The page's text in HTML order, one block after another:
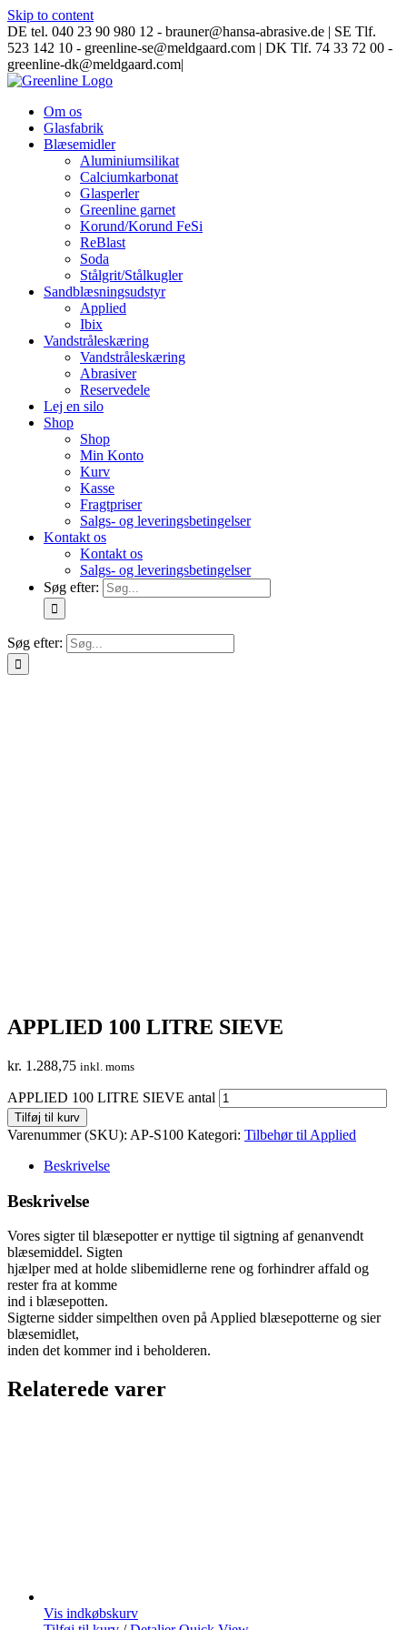
Skip to content
DE tel. 040 23 90 980 12 - brauner@hansa-abrasive.de | SE Tlf.
523 142 10 - greenline-se@meldgaard.com | DK Tlf. 74 33 72 00 -
greenline-dk@meldgaard.com|
Om os
Glasfabrik
Blæsemidler
Aluminiumsilikat
Calciumkarbonat
Glasperler
Greenline garnet
Korund/Korund FeSi
ReBlast
Soda
Stålgrit/Stålkugler
Sandblæsningsudstyr
Applied
Ibix
Vandstråleskæring
Vandstråleskæring
Abrasiver
Reservedele
Lej en silo
Shop
Shop
Min Konto
Kurv
Kasse
Fragtpriser
Salgs- og leveringsbetingelser
Kontakt os
Kontakt os
Salgs- og leveringsbetingelser
Søg efter:
Søg efter:
APPLIED 100 LITRE SIEVE
kr. 1.288,75 inkl. moms
APPLIED 100 LITRE SIEVE antal
Tilføj til kurv
Varenummer (SKU): AP-S100 Kategori: Tilbehør til Applied
Beskrivelse
Beskrivelse
Vores sigter til blæsepotter er nyttige til sigtning af genanvendt
blæsemiddel. Sigten
hjælper med at holde slibemidlerne rene og forhindrer affald og
rester fra at komme
ind i blæsepotten.
Sigterne sidder simpelthen oven på Applied blæsepotterne og sier
blæsemidlet,
inden det kommer ind i beholderen.
Relaterede varer
Vis indkøbskurv